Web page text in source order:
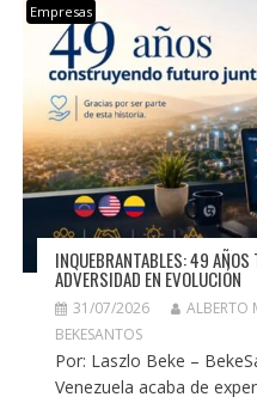
Empresas
INQUEBRANTABLES: 49 AÑOS
ADVERSIDAD EN EVOLUCIÓN
31/07/2026
ALBERTO
BEKESANTOS
Por: Laszlo Beke –
Venezuela acaba de